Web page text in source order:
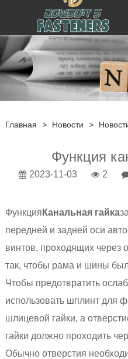
Главная > Новости >
Функция
2023-11-03 2
Функция Канальная гайка
передней и задней оси
винтов, проходящих через
так, чтобы рама и шины
Чтобы предотвратить
использовать шплинт для
шлицевой гайки, а
гайки должно проходить
Обычно отверстия